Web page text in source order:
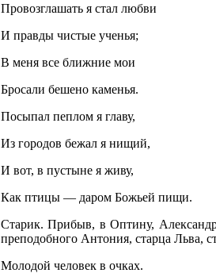
Провозглашать я стал любви
И правды чистые ученья;
В меня все ближние мои
Бросали бешено каменья.
Посыпал пеплом я главу,
Из городов бежал я нищий,
И вот, в пустыне я живу,
Как птицы — даром Божьей пищи.
Старик. Прибыв, в Оптину,
преподобного Антония, старца Льва,
Молодой человек в очках.